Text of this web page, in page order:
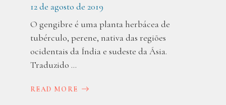
12 de agosto de 2019
O gengibre é uma planta herbácea de
tubérculo, perene, nativa das regiões
ocidentais da Índia e sudeste da Ásia.
Traduzido ...
READ MORE